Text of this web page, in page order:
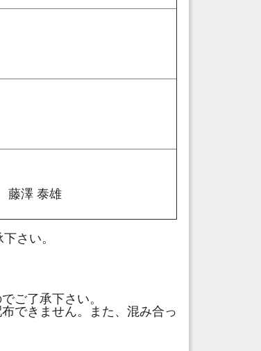
澤 泰雄
さい。
ご了承下さい。
できません。また、混み合っ